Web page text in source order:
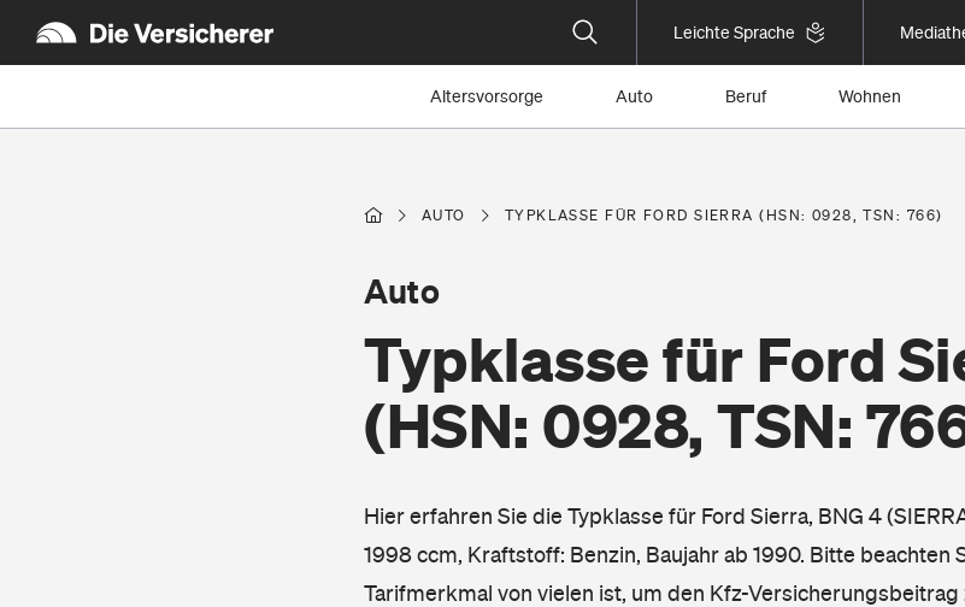
Leichte Sprache
Altersvorsorge Auto Beruf Wohnen
AUTO TYPKLASSE FÜR FORD SIERRA (HSN: 0928, TSN: 766)
Typklasse für Ford
(HSN: 0928, TSN:
Auto
Hier erfahren Sie die Typklasse für Ford Sierra, BNG 4
1998 ccm, Kraftstoff: Benzin, Baujahr ab 1990. Bitte beachten
Tarifmerkmal von vielen ist, um den Kfz-Versicherungsbeitrag